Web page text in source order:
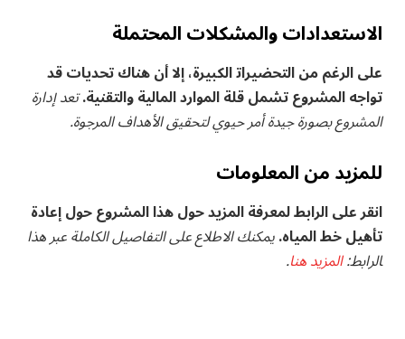
الاستعدادات والمشكلات المحتملة
على الرغم من التحضيرات‍ الكبيرة، إلا أن⁣ هناك تحديات قد
تواجه المشروع تشمل قلة الموارد المالية والتقنية.تعد إدارة
المشروع بصورة جيدة أمر حيوي لتحقيق الأهداف المرجوة.
للمزيد من المعلومات
انقر على الرابط لمعرفة المزيد حول هذا المشروع حول إعادة
تأهيل خط المياه.يمكنك الاطلاع على التفاصيل الكاملة عبر هذا
‍الرابط:المزيد هنا.